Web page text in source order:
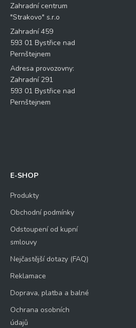
Zahradní centrum
"Strakovo" s.r.o
Zahradní 459
593 01 Bystřice nad
Pernštejnem
Adresa provozovny:
Zahradní 291
593 01 Bystřice nad
Pernštejnem
E-SHOP
Produkty
Obchodní podmínky
Odstoupení od kupní
smlouvy
Nejčastější dotazy (FAQ)
Reklamace
Doprava, platba a balné
Ochrana osobních
údajů